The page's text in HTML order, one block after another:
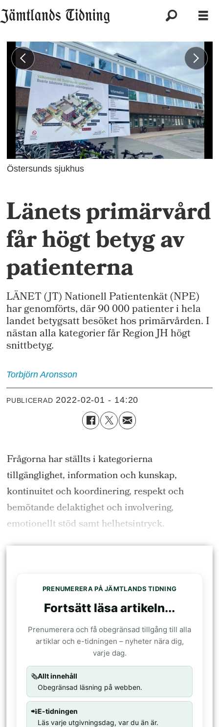
Östersunds sjukhus
Länets primärvård
får högt betyg av
patienterna
LÄNET (JT) Nationell Patientenkät (NPE)
har genomförts, där 90 000 patienter i hela
landet betygsatt besöket hos primärvården. I
nästan alla kategorier får Region JH högt
snittbetyg.
Torbjörn Aronsson
PUBLICERAD 2022-02-01 - 14:20
Frågorna har ställts i kategorierna
tillgänglighet, information och kunskap,
kontinuitet och koordinering, respekt och
bemötande delaktighet och involvering,
emotionellt stöd samt helhetsintryck.
PRENUMERERA PÅ JÄMTLANDS TIDNING
Fortsätt läsa artikeln...
Prenumerera och få obegränsad tillgång till alla
artiklar och e-tidningen – nyheter nära dig,
varje dag.
🗞️Allt innehåll
Obegränsad läsning på webben.
📲E-tidningen
Läs varje utgivningsdag, var du än är.